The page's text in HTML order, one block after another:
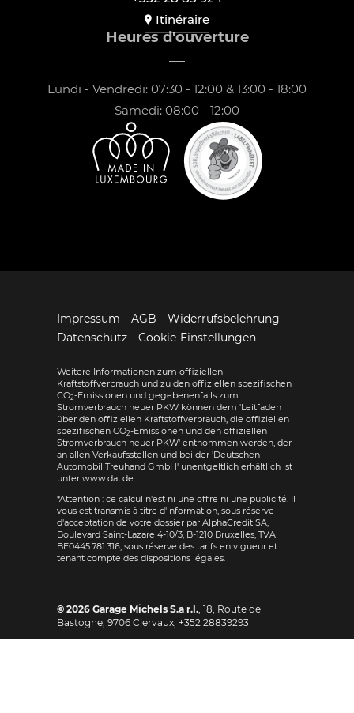
Itinéraire
Heures d'ouverture
Lundi - Vendredi: 07:30 - 12:00 & 13:00 - 18:00
Samedi: 08:00 - 12:00
Impressum AGB
Widerrufsbelehrung
Datenschutz
Cookie-Einstellungen
Weitere Informationen zum offiziellen
Kraftstoffverbrauch und zu den offiziellen spezifischen
CO2-Emissionen und gegebenenfalls zum
Stromverbrauch neuer PKW können dem 'Leitfaden
über den offiziellen Kraftstoffverbrauch, die offiziellen
spezifischen CO2-Emissionen und den offiziellen
Stromverbrauch neuer PKW' entnommen werden, der
an allen Verkaufsstellen und bei der 'Deutschen
Automobil Treuhand GmbH' unentgeltlich erhältlich ist
unter www.dat.de.
*Attention : ce calcul n'est ni une offre ni une publicité. Il
vous est transmis à titre d'information, sous réserve
d'acceptation de votre dossier par AlphaCredit SA,
Boulevard Saint-Lazare 4-10/3, B-1210 Bruxelles, TVA
BE0445.781.316, sous réserve des tarifs en vigueur et
tenant compte des dispositions légales.
© 2026 Garage Michels S.a r.l., 18, Route de
Bastogne, 9706 Clervaux, +352 28839293